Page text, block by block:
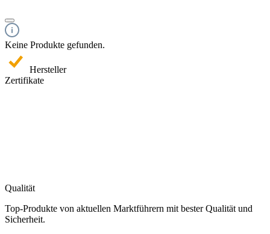
Keine Produkte gefunden.
Hersteller
Zertifikate
Qualität
Top-Produkte von aktuellen Marktführern mit bester Qualität und
Sicherheit.